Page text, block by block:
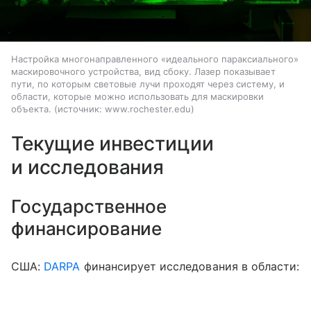
Настройка многонаправленного «идеального параксиального»
маскировочного устройства, вид сбоку. Лазер показывает
пути, по которым световые лучи проходят через систему, и
области, которые можно использовать для маскировки
объекта.
источник: www.rochester.edu
Текущие инвестиции
и исследования
Государственное
финансирование
США: DARPA финансирует исследования в области: